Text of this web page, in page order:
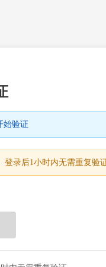
始验证
登录后1小时内无需重复验